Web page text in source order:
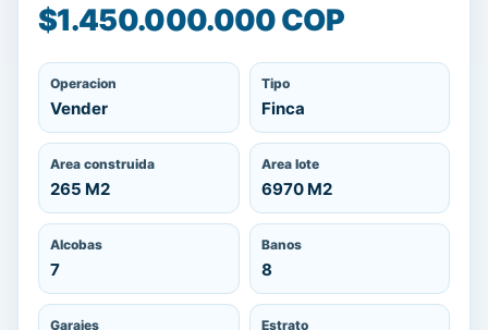
$1.450.000.000 COP
Operacion
Vender
Tipo
Finca
Area construida
265 M2
Area lote
6970 M2
Alcobas
7
Banos
8
Garajes Estrato